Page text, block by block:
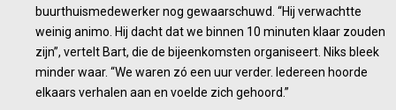
buurthuismedewerker nog gewaarschuwd. “Hij verwachtte
weinig animo. Hij dacht dat we binnen 10 minuten klaar zouden
zijn”, vertelt Bart, die de bijeenkomsten organiseert. Niks bleek
minder waar. “We waren zó een uur verder. Iedereen hoorde
elkaars verhalen aan en voelde zich gehoord.”